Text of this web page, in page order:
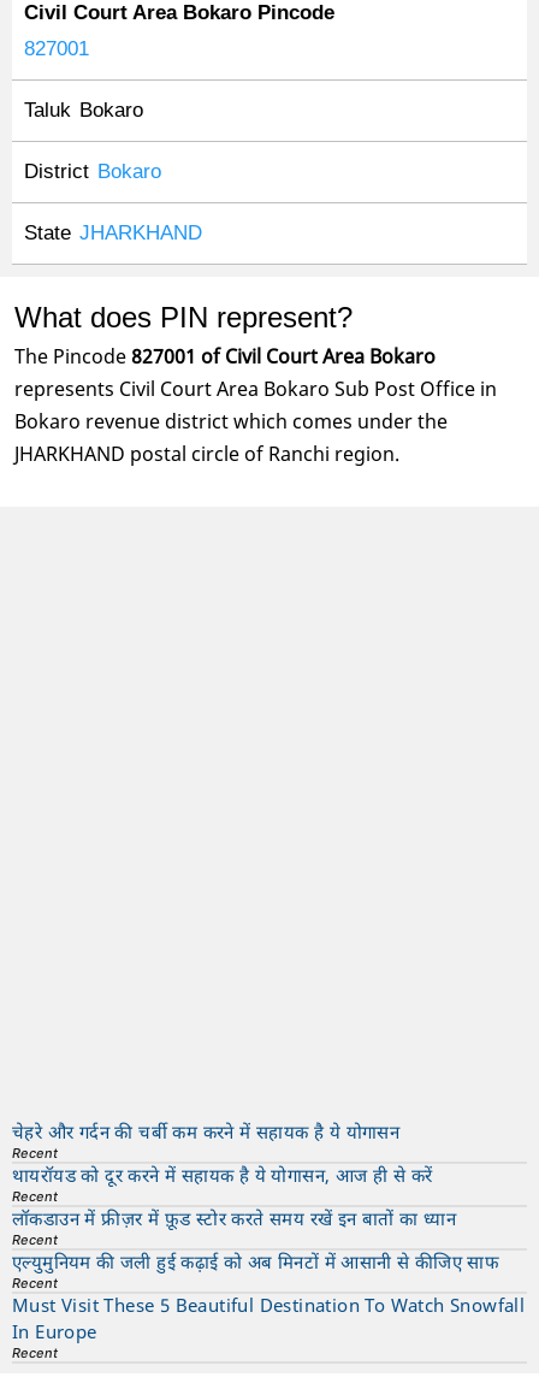
Civil Court Area Bokaro Pincode
827001
Taluk Bokaro
District Bokaro
State JHARKHAND
What does PIN represent?
The Pincode827001 of Civil Court Area Bokaro
represents Civil Court Area Bokaro Sub Post Office in
Bokaro revenue district which comes under the
JHARKHAND postal circle of Ranchi region.
चेहरे और गर्दन की चर्बी कम करने में सहायक है ये योगासन
Recent
थायरॉयड को दूर करने में सहायक है ये योगासन, आज ही से करें
Recent
लॉकडाउन में फ्रीज़र में फ़ूड स्टोर करते समय रखें इन बातों का ध्यान
Recent
एल्युमुनियम की जली हुई कढ़ाई को अब मिनटों में आसानी से कीजिए साफ
Recent
Must Visit These 5 Beautiful Destination To Watch Snowfall
In Europe
Recent